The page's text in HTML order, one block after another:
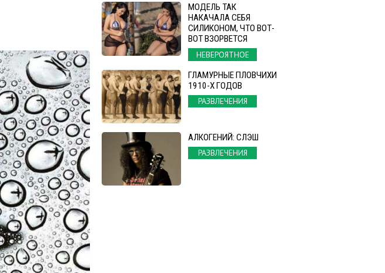
МОДЕЛЬ ТАК
НАКАЧАЛА СЕБЯ
СИЛИКОНОМ, ЧТО ВОТ-
ВОТ ВЗОРВЕТСЯ
НЕВЕРОЯТНОЕ
ГЛАМУРНЫЕ ПЛОВЧИХИ
1910-Х ГОДОВ
РАЗВЛЕЧЕНИЯ
АЛКОГЕНИЙ: СЛЭШ
РАЗВЛЕЧЕНИЯ